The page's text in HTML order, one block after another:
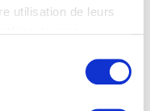
utilisation de leurs